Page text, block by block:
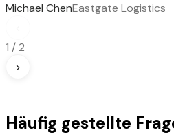
Michael ChenEastgate Logistics
1 /2
›
Häufig gestellte